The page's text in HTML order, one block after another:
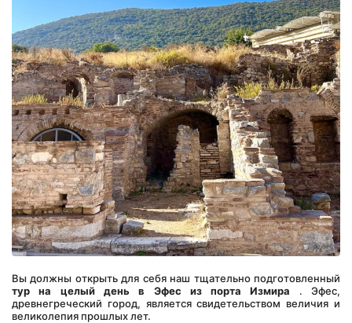
тур на целый день в Эфес из порта Измира . Эфес,
древнегреческий город, является свидетельством величия и
великолепия прошлых лет.